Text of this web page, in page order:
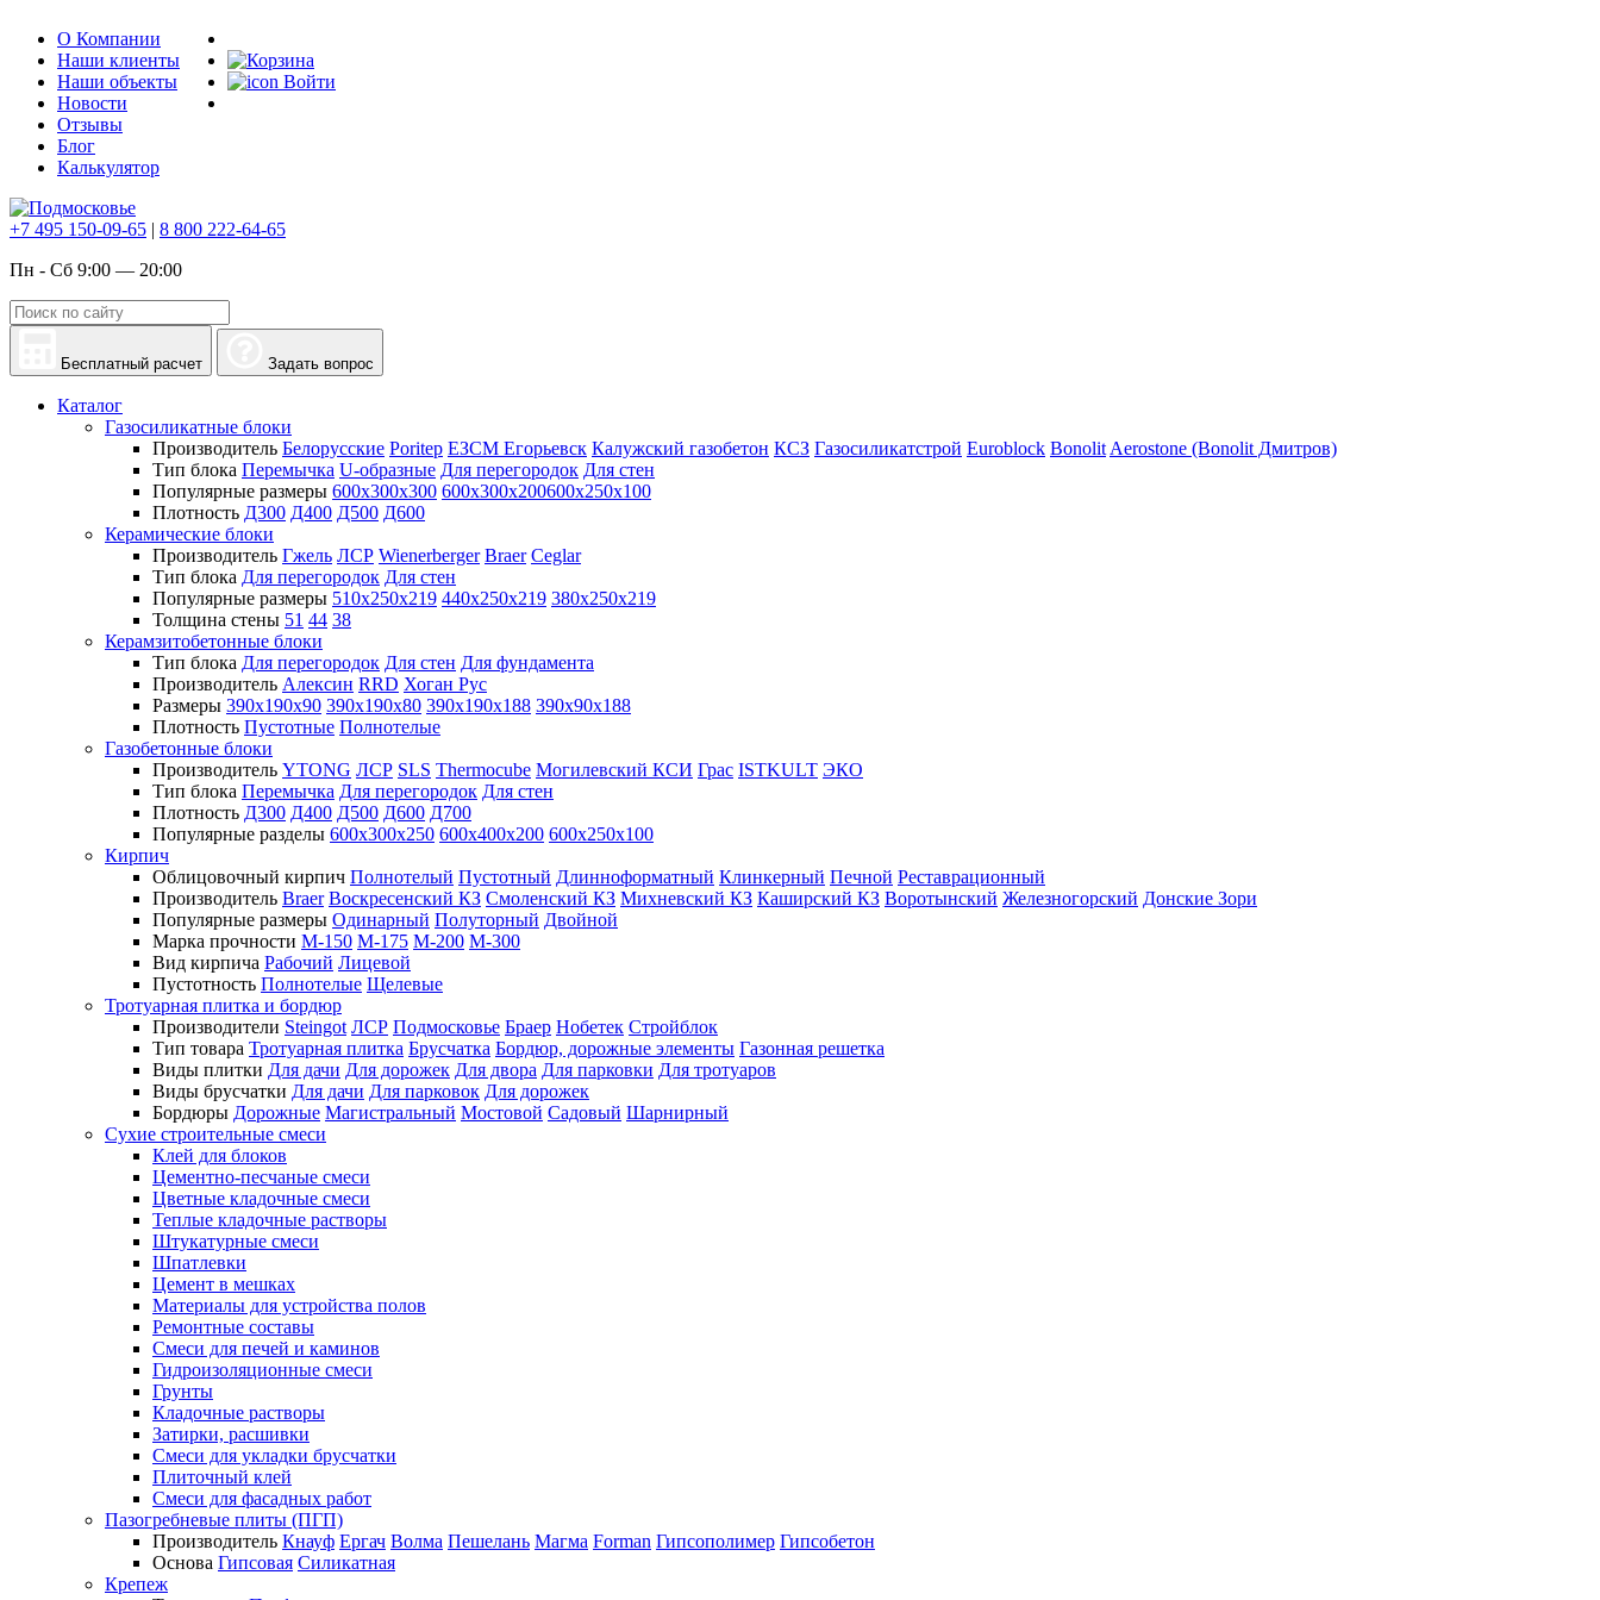
О Компании
Наши клиенты
Наши объекты
Новости
Отзывы
Блог
Калькулятор
Войти
+7 495 150-09-65 | 8 800 222-64-65
Пн - Сб 9:00 — 20:00
Бесплатный расчет Задать вопрос
Каталог
Газосиликатные блоки
Производитель Белорусские Poritep ЕЗСМ Егорьевск Калужский газобетон КСЗ Газосиликатстрой Euroblock Bonolit Aerostone (Bonolit Дмитров)
Тип блока Перемычка U-образные Для перегородок Для стен
Популярные размеры 600х300х300 600х300х200600х250х100
Плотность Д300 Д400 Д500 Д600
Керамические блоки
Производитель Гжель ЛСР Wienerberger Braer Ceglar
Тип блока Для перегородок Для стен
Популярные размеры 510х250х219 440х250х219 380х250х219
Толщина стены 51 44 38
Керамзитобетонные блоки
Тип блока Для перегородок Для стен Для фундамента
Производитель Алексин RRD Хоган Рус
Размеры 390х190х90 390х190х80 390х190х188 390х90х188
Плотность Пустотные Полнотелые
Газобетонные блоки
Производитель YTONG ЛСР SLS Thermocube Могилевский КСИ Грас ISTKULT ЭКО
Тип блока Перемычка Для перегородок Для стен
Плотность Д300 Д400 Д500 Д600 Д700
Популярные разделы 600х300х250 600х400х200 600х250х100
Кирпич
Облицовочный кирпич Полнотелый Пустотный Длинноформатный Клинкерный Печной Реставрационный
Производитель Braer Воскресенский КЗ Смоленский КЗ Михневский КЗ Каширский КЗ Воротынский Железногорский Донские Зори
Популярные размеры Одинарный Полуторный Двойной
Марка прочности М-150 М-175 М-200 М-300
Вид кирпича Рабочий Лицевой
Пустотность Полнотелые Щелевые
Тротуарная плитка и бордюр
Производители Steingot ЛСР Подмосковье Браер Нобетек Стройблок
Тип товара Тротуарная плитка Брусчатка Бордюр, дорожные элементы Газонная решетка
Виды плитки Для дачи Для дорожек Для двора Для парковки Для тротуаров
Виды брусчатки Для дачи Для парковок Для дорожек
Бордюры Дорожные Магистральный Мостовой Садовый Шарнирный
Сухие строительные смеси
Клей для блоков
Цементно-песчаные смеси
Цветные кладочные смеси
Теплые кладочные растворы
Штукатурные смеси
Шпатлевки
Цемент в мешках
Материалы для устройства полов
Ремонтные составы
Смеси для печей и каминов
Гидроизоляционные смеси
Грунты
Кладочные растворы
Затирки, расшивки
Смеси для укладки брусчатки
Плиточный клей
Смеси для фасадных работ
Пазогребневые плиты (ПГП)
Производитель Кнауф Ергач Волма Пешелань Магма Forman Гипсополимер Гипсобетон
Основа Гипсовая Силикатная
Крепеж